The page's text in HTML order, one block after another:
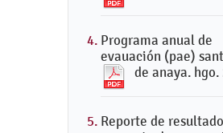
Programa anual de
evauación (pae)
de anaya. hgo.
Reporte de